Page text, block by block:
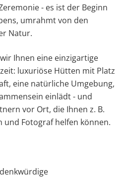
- es ist der Beginn
umrahmt von den
Natur.
Ihnen eine einzigartige
luxuriöse Hütten mit Platz
eine natürliche Umgebung,
einlädt - und
vor Ort, die Ihnen z. B.
und Fotograf helfen können.